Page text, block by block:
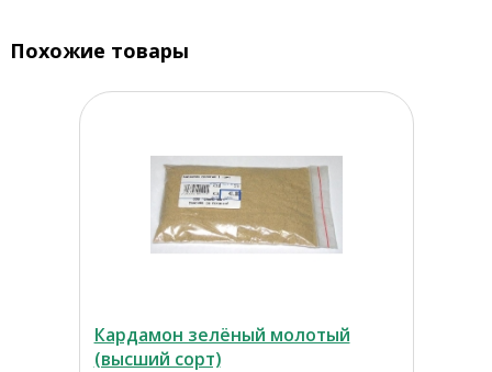
Похожие товары
Кардамон зелёный молотый
(высший сорт)